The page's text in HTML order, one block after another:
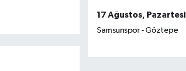
17 Ağustos, Pazartesi
Samsunspor - Göztepe